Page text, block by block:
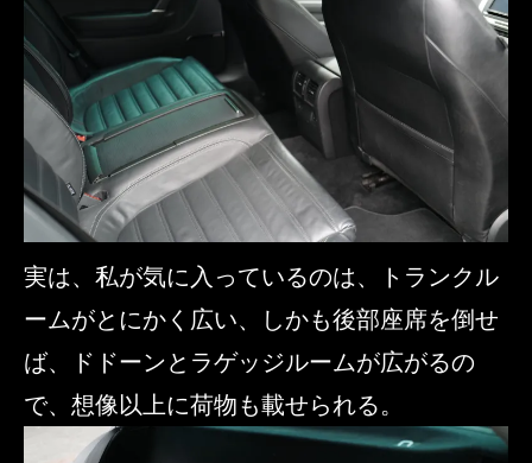
実は、私が気に入っているのは、トランクル
ームがとにかく広い、しかも後部座席を倒せ
ば、ドドーンとラゲッジルームが広がるの
で、想像以上に荷物も載せられる。